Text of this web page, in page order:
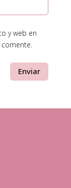
y web en
Enviar